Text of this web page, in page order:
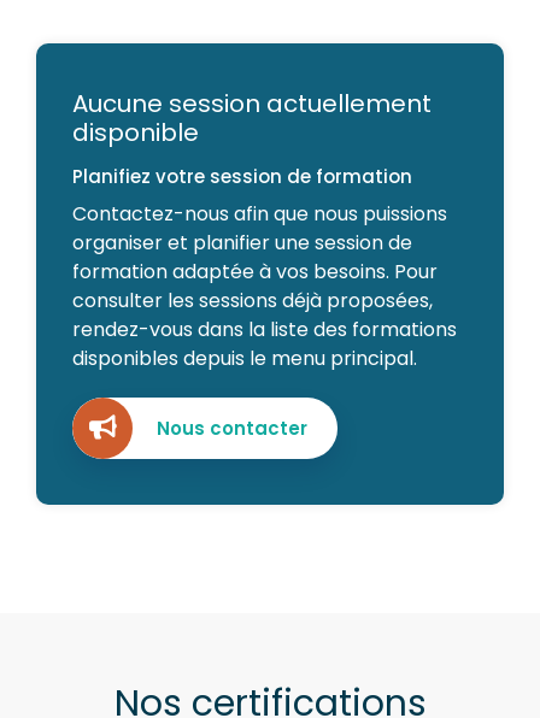
Aucune session actuellement
disponible
Planifiez votre session de formation
Contactez-nous afin que nous puissions
organiser et planifier une session de
formation adaptée à vos besoins. Pour
consulter les sessions déjà proposées,
rendez-vous dans la liste des formations
disponibles depuis le menu principal.
Nous contacter
Nos certifications